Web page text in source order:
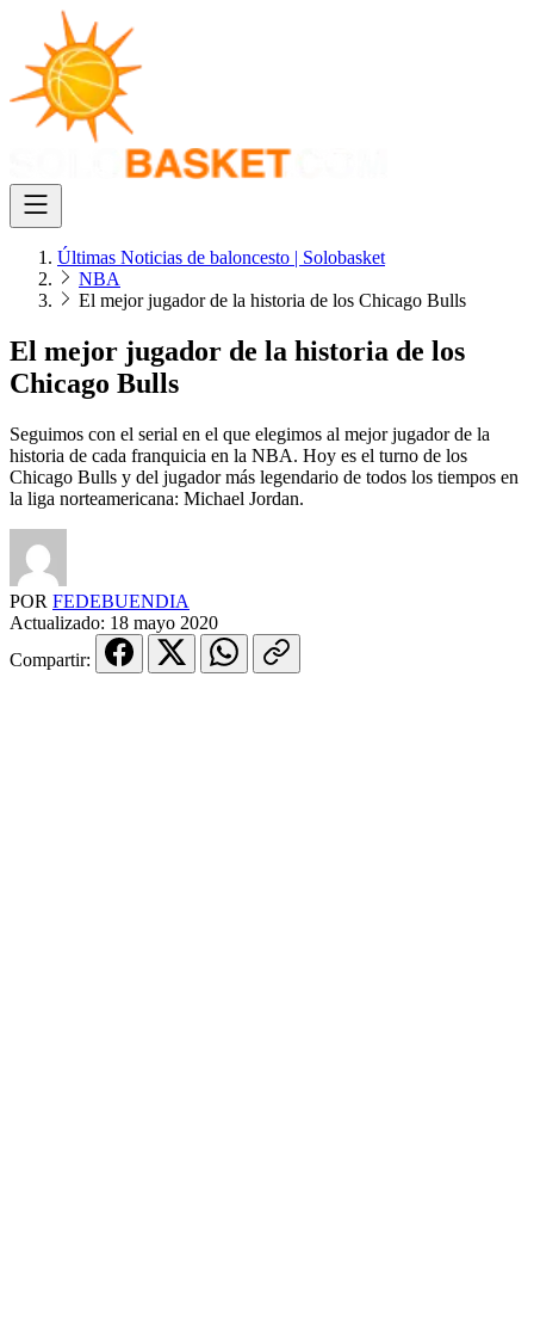
Últimas Noticias de baloncesto | Solobasket
NBA
El mejor jugador de la historia de los Chicago Bulls
El mejor jugador de la historia de los
Chicago Bulls
Seguimos con el serial en el que elegimos al mejor jugador de la
historia de cada franquicia en la NBA. Hoy es el turno de los
Chicago Bulls y del jugador más legendario de todos los tiempos en
la liga norteamericana: Michael Jordan.
POR FEDEBUENDIA
Actualizado: 18 mayo 2020
Compartir: